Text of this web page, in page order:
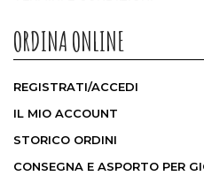
ORDINA ONLINE
REGISTRATI/ACCEDI
IL MIO ACCOUNT
STORICO ORDINI
CONSEGNA E ASPORTO PER